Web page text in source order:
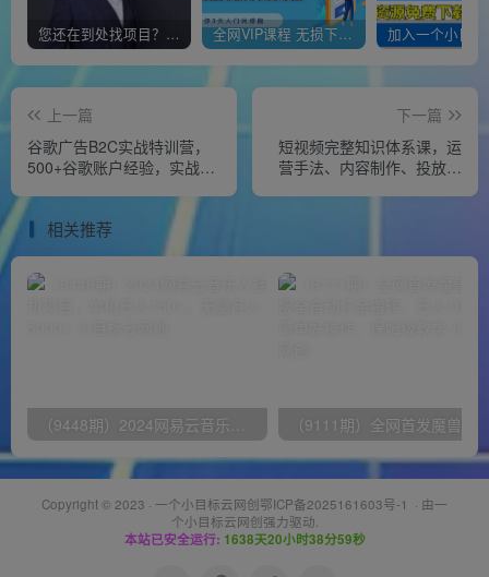
您还在到处找项目？还在当韭菜？我靠经营“一个小目标网创商城”年入百W+，曾经我也负债累累! 全网VIP课程 无损下载~
上一篇
谷歌广告B2C实战特训营，
500+谷歌账户经验，实战演
下一篇
短视频完整知识体系课，运
营手法、内容制作、投放技
相关推荐
（9448期）2024网易云音乐人挂机项目，单机日入150+，无脑月入5000+
Copyright © 2023 · 一个小目标云网创鄂ICP备2025161603号-1 · 由一
个小目标云网创强力驱动.
本站已安全运行: 1638天20小时38分59秒